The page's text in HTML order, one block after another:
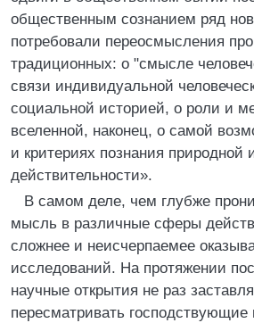
общественным сознанием ряд
потребовали переосмысления
традиционных: о "смысле
связи индивидуальной
социальной историей, о роли и
вселенной, наконец, о самой
и критериях познания природной
действительности».
В самом деле, чем глубже
мысль в различные сферы
сложнее и неисчерпаемее
исследований. На протяжении
научные открытия не раз
пересматривать господствующие